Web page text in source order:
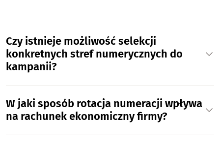
Czy istnieje możliwość selekcji
konkretnych stref numerycznych do
kampanii?
W jaki sposób rotacja numeracji wpływa
na rachunek ekonomiczny firmy?